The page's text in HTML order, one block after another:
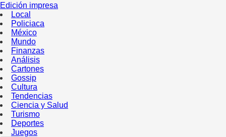
Edición impresa
Local
Policiaca
México
Mundo
Finanzas
Análisis
Cartones
Gossip
Cultura
Tendencias
Ciencia y Salud
Turismo
Deportes
Juegos